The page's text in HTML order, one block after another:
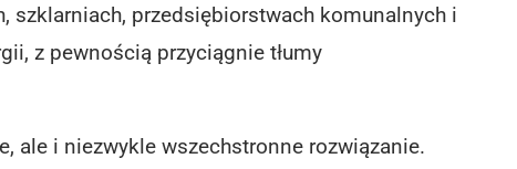
szklarniach, przedsiębiorstwach komunalnych i
z pewnością przyciągnie tłumy
ale i niezwykle wszechstronne rozwiązanie.